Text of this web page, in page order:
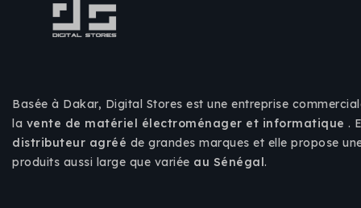
Basée à Dakar, Digital Stores est une entreprise
la vente de matériel électroménager et informatique .
distributeur agréé de grandes marques et elle propose
produits aussi large que variée au Sénégal.